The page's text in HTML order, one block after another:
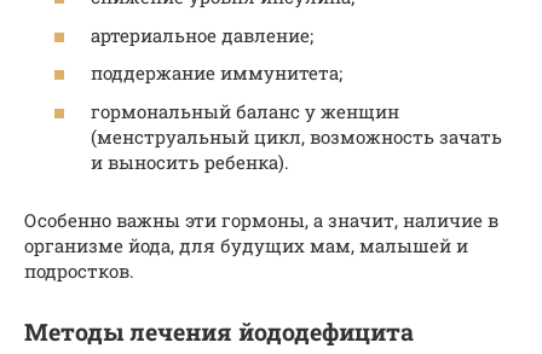
артериальное давление;
поддержание иммунитета;
гормональный баланс у женщин
(менструальный цикл, возможность зачать
и выносить ребенка).
Особенно важны эти гормоны, а значит, наличие в
организме йода, для будущих мам, малышей и
подростков.
Методы лечения йододефицита